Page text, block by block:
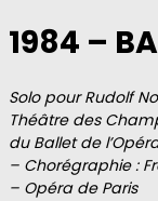
1984 –
Solo pour Rudolf
Théâtre des
du Ballet de
– Chorégraphie :
– Opéra de Paris